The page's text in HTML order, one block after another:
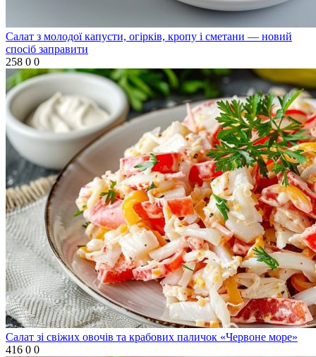
Салат з молодої капусти, огірків, кропу і сметани — новий
спосіб заправити
258 0 0
Салат зі свіжих овочів та крабових паличок «Червоне море»
416 0 0